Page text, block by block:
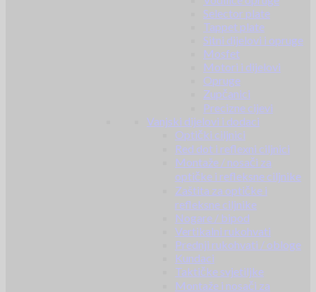
Selector plate
Tappet plate
Sitni dijelovi i opruge
Mosfet
Motori i dijelovi
Opruge
Zupčanici
Precizne cijevi
Vanjski dijelovi i dodaci
Optički ciljnici
Red dot i reflexni ciljnici
Montaže / nosači za
optičke i refleksne ciljnike
Zaštita za optičke i
refleksne ciljnike
Nogare / bipod
Vertikalni rukohvati
Prednji rukohvati / obloge
Kundaci
Taktičke svjetiljke
Montaže i nosači za